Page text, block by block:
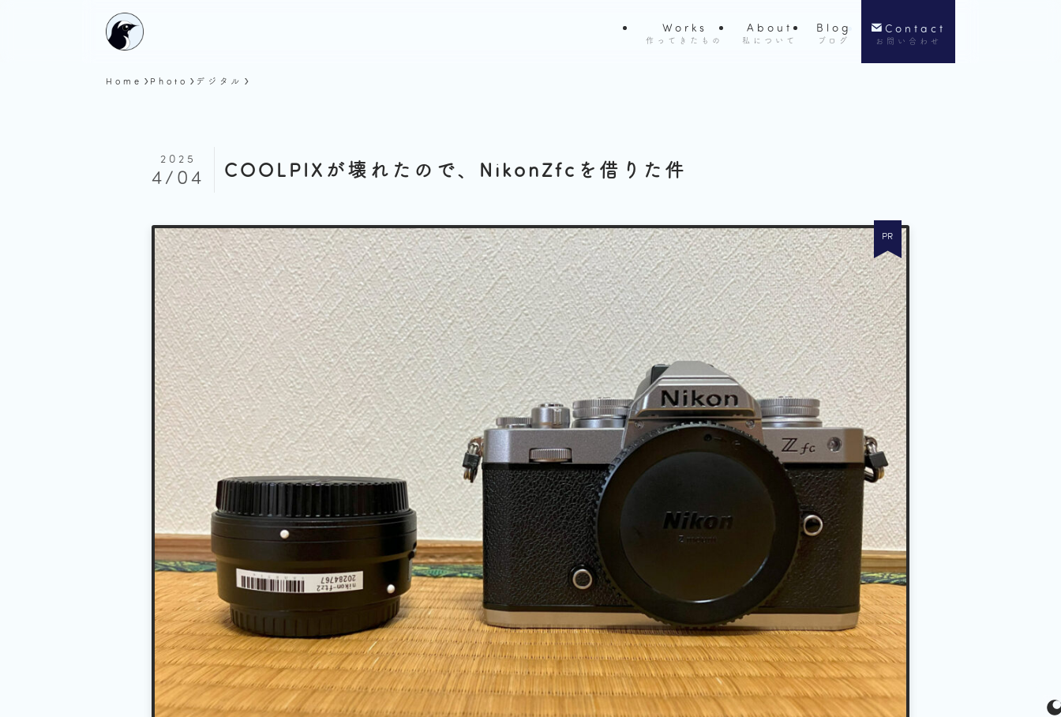
Works
作ってきたもの
About
私について
Blog
ブログ
Contact
お問い合わせ
Home Photo デジタル
COOLPIXが壊れたので、NikonZfcを借りた件
2025
4/04